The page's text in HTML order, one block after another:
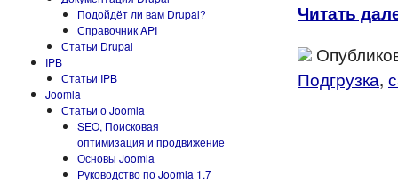
Подойдёт ли вам Drupal?
Справочник API
Статьи Drupal
IPB
Статьи IPB
Joomla
Статьи о Joomla
SEO, Поисковая
оптимизация и продвижение
Основы Joomla
Руководство по Joomla 1.7
Читать
Подгрузка,